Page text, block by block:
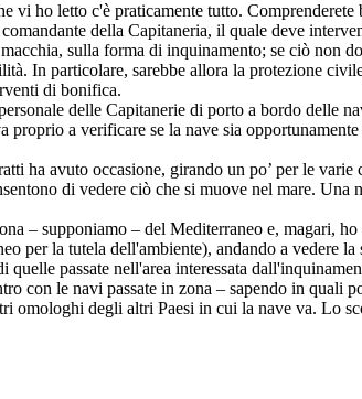
ho letto c'è praticamente tutto. Comprenderete
della Capitaneria, il quale deve
sulla forma di inquinamento; se ciò non
In particolare, sarebbe allora la protezione
di bonifica.
delle Capitanerie di porto a bordo delle
a verificare se la nave sia opportunamente
avuto occasione, girando un po’ per le varie
di vedere ciò che si muove nel mare. Una
– supponiamo – del Mediterraneo e, magari, ho
per la tutela dell'ambiente), andando a vedere la
passate nell'area interessata
con le navi passate in zona – sapendo in quali
omologhi degli altri Paesi in cui la nave va. Lo